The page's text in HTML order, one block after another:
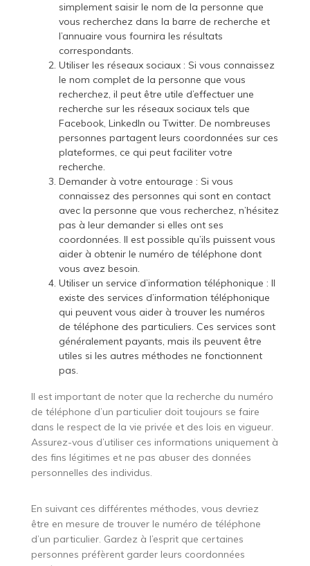
simplement saisir le nom de la personne que
vous recherchez dans la barre de recherche et
l’annuaire vous fournira les résultats
correspondants.
Utiliser les réseaux sociaux : Si vous connaissez
le nom complet de la personne que vous
recherchez, il peut être utile d’effectuer une
recherche sur les réseaux sociaux tels que
Facebook, LinkedIn ou Twitter. De nombreuses
personnes partagent leurs coordonnées sur ces
plateformes, ce qui peut faciliter votre
recherche.
Demander à votre entourage : Si vous
connaissez des personnes qui sont en contact
avec la personne que vous recherchez, n’hésitez
pas à leur demander si elles ont ses
coordonnées. Il est possible qu’ils puissent vous
aider à obtenir le numéro de téléphone dont
vous avez besoin.
Utiliser un service d’information téléphonique : Il
existe des services d’information téléphonique
qui peuvent vous aider à trouver les numéros
de téléphone des particuliers. Ces services sont
généralement payants, mais ils peuvent être
utiles si les autres méthodes ne fonctionnent
pas.
Il est important de noter que la recherche du numéro
de téléphone d’un particulier doit toujours se faire
dans le respect de la vie privée et des lois en vigueur.
Assurez-vous d’utiliser ces informations uniquement à
des fins légitimes et ne pas abuser des données
personnelles des individus.
En suivant ces différentes méthodes, vous devriez
être en mesure de trouver le numéro de téléphone
d’un particulier. Gardez à l’esprit que certaines
personnes préfèrent garder leurs coordonnées